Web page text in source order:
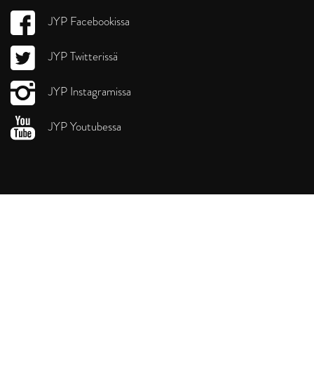
JYP Facebookissa
JYP Twitterissä
JYP Instagramissa
JYP Youtubessa